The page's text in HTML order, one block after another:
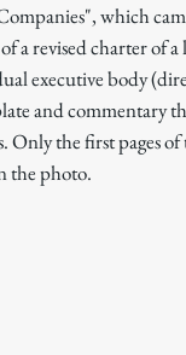
which
a revised charter of
executive body
and commentary
the first pages
the photo.